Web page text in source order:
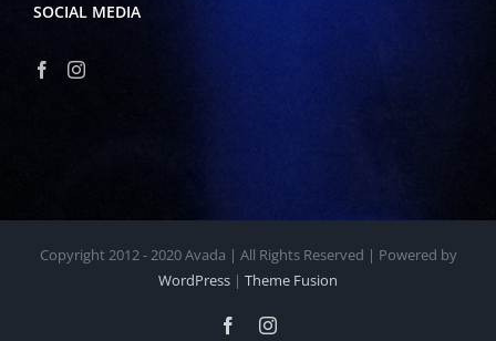
SOCIAL MEDIA
Copyright 2012 - 2020 Avada | All Rights Reserved | Powered by
WordPress | Theme Fusion
FacebookInstagram